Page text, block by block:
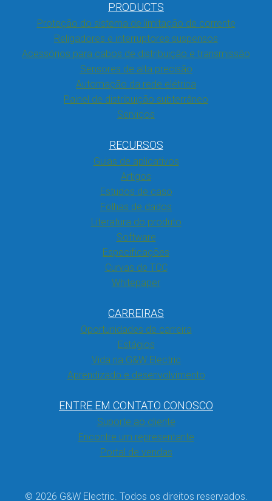
PRODUCTS
Proteção do sistema de limitação de corrente
Religadores e interruptores suspensos
Acessórios para cabos de distribuição e transmissão
Sensores de alta precisão
Automação da rede elétrica
Painel de distribuição subterrâneo
Serviços
RECURSOS
Guias de aplicativos
Artigos
Estudos de caso
Folhas de dados
Literatura do produto
Software
Especificações
Curvas de TCC
Whitepaper
CARREIRAS
Oportunidades de carreira
Estágios
Vida na G&W Electric
Aprendizado e desenvolvimento
ENTRE EM CONTATO CONOSCO
Suporte ao cliente
Encontre um representante
Portal de vendas
© 2026 G&W Electric. Todos os direitos reservados.